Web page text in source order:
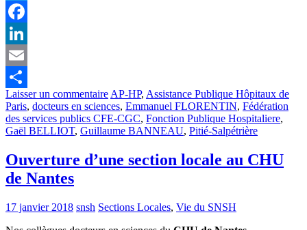
Twitter
Facebook
LinkedIn
Email
Partager
Laisser un commentaire AP-HP, Assistance Publique Hôpitaux de
Paris, docteurs en sciences, Emmanuel FLORENTIN, Fédération
des services publics CFE-CGC, Fonction Publique Hospitaliere,
Gaël BELLIOT, Guillaume BANNEAU, Pitié-Salpétrière
Ouverture d’une section locale au CHU
de Nantes
17 janvier 2018 snsh Sections Locales, Vie du SNSH